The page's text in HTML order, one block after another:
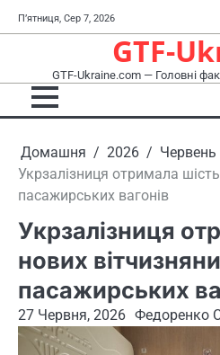
до
П’ятниця, Сер 7, 2026
GTF-
GTF-Ukraine.com — Головні
Домашня 2026 Червень
Укрзалізниця отримала
пасажирських вагонів
Укрзалізниця
нових
пасажирських
27 Червня, 2026 Федоренко